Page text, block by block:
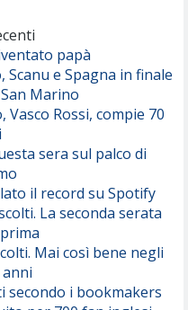
papà
Scanu e Spagna in finale
Marino
Rossi, compie 70
sera sul palco di
il record su Spotify
La seconda serata
Mai così bene negli
secondo i bookmakers